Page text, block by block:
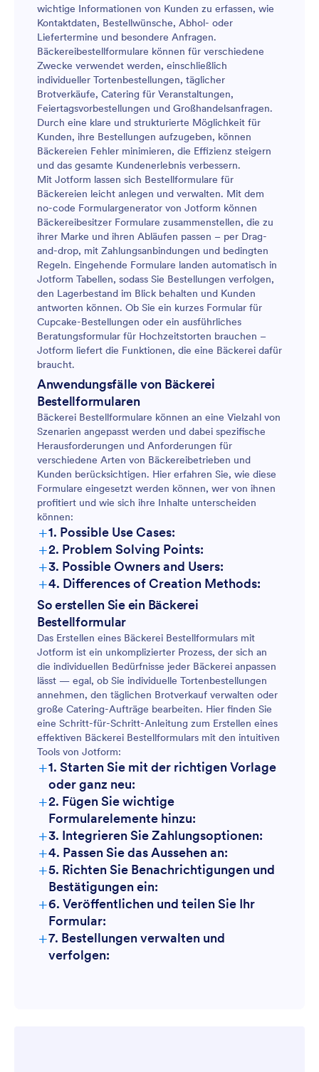
wichtige Informationen von Kunden zu erfassen, wie
Kontaktdaten, Bestellwünsche, Abhol- oder
Liefertermine und besondere Anfragen.
Bäckereibestellformulare können für verschiedene
Zwecke verwendet werden, einschließlich
individueller Tortenbestellungen, täglicher
Brotverkäufe, Catering für Veranstaltungen,
Feiertagsvorbestellungen und Großhandelsanfragen.
Durch eine klare und strukturierte Möglichkeit für
Kunden, ihre Bestellungen aufzugeben, können
Bäckereien Fehler minimieren, die Effizienz steigern
und das gesamte Kundenerlebnis verbessern.
Mit Jotform lassen sich Bestellformulare für
Bäckereien leicht anlegen und verwalten. Mit dem
no-code Formulargenerator von Jotform können
Bäckereibesitzer Formulare zusammenstellen, die zu
ihrer Marke und ihren Abläufen passen – per Drag-
and-drop, mit Zahlungsanbindungen und bedingten
Regeln. Eingehende Formulare landen automatisch in
Jotform Tabellen, sodass Sie Bestellungen verfolgen,
den Lagerbestand im Blick behalten und Kunden
antworten können. Ob Sie ein kurzes Formular für
Cupcake-Bestellungen oder ein ausführliches
Beratungsformular für Hochzeitstorten brauchen –
Jotform liefert die Funktionen, die eine Bäckerei dafür
braucht.
Anwendungsfälle von Bäckerei
Bestellformularen
Bäckerei Bestellformulare können an eine Vielzahl von
Szenarien angepasst werden und dabei spezifische
Herausforderungen und Anforderungen für
verschiedene Arten von Bäckereibetrieben und
Kunden berücksichtigen. Hier erfahren Sie, wie diese
Formulare eingesetzt werden können, wer von ihnen
profitiert und wie sich ihre Inhalte unterscheiden
können:
+1. Possible Use Cases:
Individuelle Tortenbestellungen:
Tägliche/Wöchentliche Bestellungen:
Event Catering:
Feiertagsvorbestellungen:
Großhandelsanfragen:
+2. Problem Solving Points:
+3. Possible Owners and Users:
+4. Differences of Creation Methods:
Individuelle Tortenbestellungen:
Tagesbestellungen:
Event Catering:
Großhandel:
So erstellen Sie ein Bäckerei
Bestellformular
Das Erstellen eines Bäckerei Bestellformulars mit
Jotform ist ein unkomplizierter Prozess, der sich an
die individuellen Bedürfnisse jeder Bäckerei anpassen
lässt — egal, ob Sie individuelle Tortenbestellungen
annehmen, den täglichen Brotverkauf verwalten oder
große Catering-Aufträge bearbeiten. Hier finden Sie
eine Schritt-für-Schritt-Anleitung zum Erstellen eines
effektiven Bäckerei Bestellformulars mit den intuitiven
Tools von Jotform:
+1. Starten Sie mit der richtigen Vorlage
oder ganz neu:
+2. Fügen Sie wichtige
Formularelemente hinzu:
+3. Integrieren Sie Zahlungsoptionen:
+4. Passen Sie das Aussehen an:
+5. Richten Sie Benachrichtigungen und
Bestätigungen ein:
+6. Veröffentlichen und teilen Sie Ihr
Formular:
+7. Bestellungen verwalten und
verfolgen: